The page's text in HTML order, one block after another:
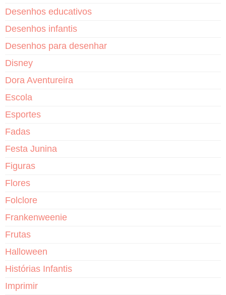
Desenhos educativos
Desenhos infantis
Desenhos para desenhar
Disney
Dora Aventureira
Escola
Esportes
Fadas
Festa Junina
Figuras
Flores
Folclore
Frankenweenie
Frutas
Halloween
Histórias Infantis
Imprimir